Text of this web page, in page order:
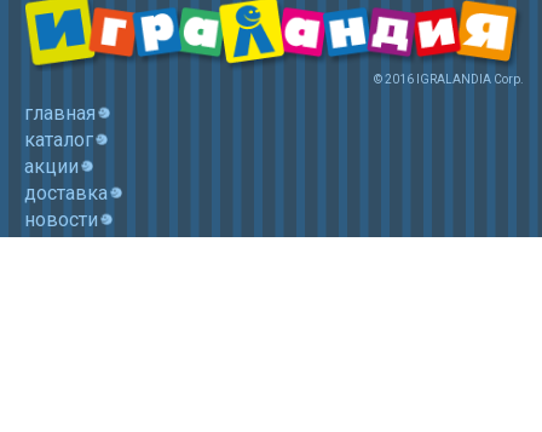
© 2016 IGRALANDIA Corp.
главная
каталог
акции
доставка
новости